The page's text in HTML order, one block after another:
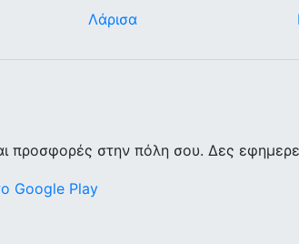
Λάρισα
προσφορές στην πόλη σου. Δες